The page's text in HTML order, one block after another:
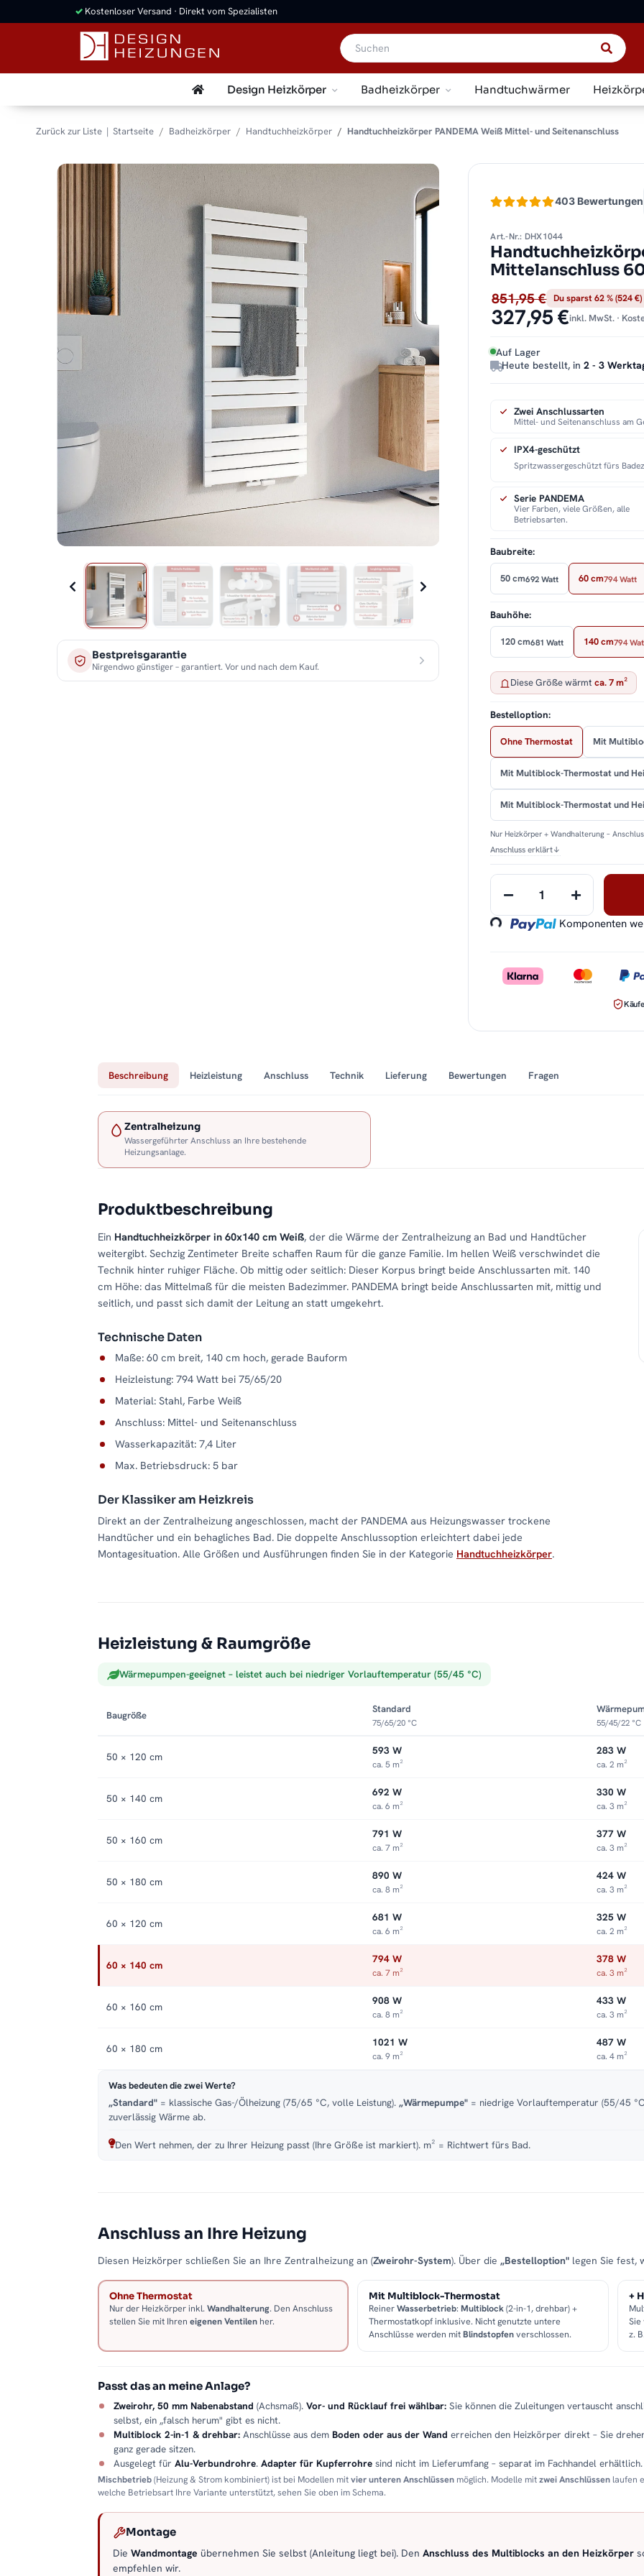
✓ Kostenloser Versand · Direkt vom Spezialisten
Design Heizkörper Badheizkörper Handtuchwärmer
Zurück zur Liste Startseite Badheizkörper Handtuchheizkörper Handtuchheizkörper PANDEMA Weiß Mittel- und Seitenanschluss
Bestpreisgarantie
Nirgendwo günstiger – garantiert. Vor und nach dem Kauf.
403 Bewertungen
Art.-Nr.: DHX1044
Mittelanschluss
851,95 € Du sparst 62 % (524 €)
327,95 €inkl. MwSt. ·
Auf Lager
Heute bestellt, in2 - 3
Zwei Anschlussarten
Mittel- und Seitenanschluss am
IPX4-geschützt
Spritzwassergeschützt fürs
Serie PANDEMA
Vier Farben, viele Größen, alle
Betriebsarten.
Baubreite:
50 cm692 Watt 60 cm794 Watt
Bauhöhe:
120 cm681 Watt 140 cm794
Diese Größe wärmtca. 7 m²
Bestelloption:
Ohne Thermostat Mit
Mit Multiblock-Thermostat und
Mit Multiblock-Thermostat und
Nur Heizkörper + Wandhalterung –
Anschluss erklärt↓
Loading... Komponenten
Beschreibung Heizleistung Anschluss Technik Lieferung Bewertungen Fragen
Zentralheizung
Wassergeführter Anschluss an Ihre bestehende
Heizungsanlage.
Produktbeschreibung
Ein Handtuchheizkörper in 60x140 cm Weiß, der die Wärme der Zentralheizung an Bad und Handtücher
weitergibt. Sechzig Zentimeter Breite schaffen Raum für die ganze Familie. Im hellen Weiß verschwindet die
Technik hinter ruhiger Fläche. Ob mittig oder seitlich: Dieser Korpus bringt beide Anschlussarten mit. 140
cm Höhe: das Mittelmaß für die meisten Badezimmer. PANDEMA bringt beide Anschlussarten mit, mittig und
seitlich, und passt sich damit der Leitung an statt umgekehrt.
Technische Daten
Maße: 60 cm breit, 140 cm hoch, gerade Bauform
Heizleistung: 794 Watt bei 75/65/20
Material: Stahl, Farbe Weiß
Anschluss: Mittel- und Seitenanschluss
Wasserkapazität: 7,4 Liter
Max. Betriebsdruck: 5 bar
Der Klassiker am Heizkreis
Direkt an der Zentralheizung angeschlossen, macht der PANDEMA aus Heizungswasser trockene
Handtücher und ein behagliches Bad. Die doppelte Anschlussoption erleichtert dabei jede
Montagesituation. Alle Größen und Ausführungen finden Sie in der Kategorie Handtuchheizkörper.
Heizleistung & Raumgröße
Wärmepumpen-geeignet – leistet auch bei niedriger Vorlauftemperatur (55/45 °C)
Baugröße
Standard
75/65/20 °C 55/45/22 °C
50 × 120 cm 593 W
ca. 5 m²
283 W
ca. 2 m²
50 × 140 cm 692 W
ca. 6 m²
330 W
ca. 3 m²
50 × 160 cm 791 W
ca. 7 m²
377 W
ca. 3 m²
50 × 180 cm 890 W
ca. 8 m²
424 W
ca. 3 m²
60 × 120 cm 681 W
ca. 6 m²
325 W
ca. 2 m²
60 × 140 cm 794 W
ca. 7 m²
378 W
ca. 3 m²
60 × 160 cm 908 W
ca. 8 m²
433 W
ca. 3 m²
60 × 180 cm 1021 W
ca. 9 m²
487 W
ca. 4 m²
Was bedeuten die zwei Werte?
„Standard" = klassische Gas-/Ölheizung (75/65 °C, volle Leistung). „Wärmepumpe" = niedrige Vorlauftemperatur (55/45
zuverlässig Wärme ab.
Den Wert nehmen, der zu Ihrer Heizung passt (Ihre Größe ist markiert). m² = Richtwert fürs Bad.
Anschluss an Ihre Heizung
Diesen Heizkörper schließen Sie an Ihre Zentralheizung an (Zweirohr-System). Über die „Bestelloption" legen Sie fest,
Ohne Thermostat
Nur der Heizkörper inkl. Wandhalterung. Den Anschluss
stellen Sie mit Ihren eigenen Ventilen her.
Mit Multiblock-Thermostat
ReinerWasserbetrieb:Multiblock(2-in-1, drehbar) +
Thermostatkopf inklusive. Nicht genutzte untere
Anschlüsse werden mitBlindstopfenverschlossen.
+
z.
Passt das an meine Anlage?
Zweirohr, 50 mm Nabenabstand (Achsmaß). Vor- und Rücklauf frei wählbar: Sie können die Zuleitungen vertauscht
selbst, ein „falsch herum" gibt es nicht.
Multiblock 2-in-1 & drehbar: Anschlüsse aus dem Boden oder aus der Wand erreichen den Heizkörper direkt – Sie
ganz gerade sitzen.
Ausgelegt für Alu-Verbundrohre. Adapter für Kupferrohre sind nicht im Lieferumfang – separat im Fachhandel erhältlich.
Mischbetrieb(Heizung & Strom kombiniert) ist bei Modellen mitvier unteren Anschlüssen möglich. Modelle mitzwei Anschlüssen laufen
welche Betriebsart Ihre Variante unterstützt, sehen Sie oben im Schema.
Montage
Die Wandmontage übernehmen Sie selbst (Anleitung liegt bei). Den Anschluss des Multiblocks an den Heizkörper
empfehlen wir.